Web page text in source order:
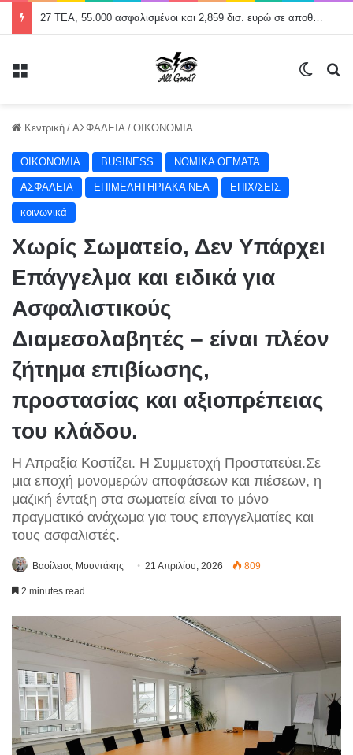
27 ΤΕΑ, 55.000 ασφαλισμένοι και 2,859 δισ. ευρώ σε αποθεματικά
Κεντρική / ΑΣΦΑΛΕΙΑ / ΟΙΚΟΝΟΜΙΑ
ΟΙΚΟΝΟΜΙΑ BUSINESS NOMIKA ΘΕΜΑΤΑ
ΑΣΦΑΛΕΙΑ ΕΠΙΜΕΛΗΤΗΡΙΑΚΑ ΝΕΑ ΕΠΙΧ/ΣΕΙΣ
κοινωνικά
Χωρίς Σωματείο, Δεν Υπάρχει
Επάγγελμα και ειδικά για
Ασφαλιστικούς
Διαμεσολαβητές – είναι πλέον
ζήτημα επιβίωσης,
προστασίας και αξιοπρέπειας
του κλάδου.
Η Απραξία Κοστίζει. Η Συμμετοχή Προστατεύει.Σε
μια εποχή μονομερών αποφάσεων και πιέσεων, η
μαζική ένταξη στα σωματεία είναι το μόνο
πραγματικό ανάχωμα για τους επαγγελματίες και
τους ασφαλιστές.
Βασίλειος Μουντάκης 21 Απριλίου, 2026 809
2 minutes read